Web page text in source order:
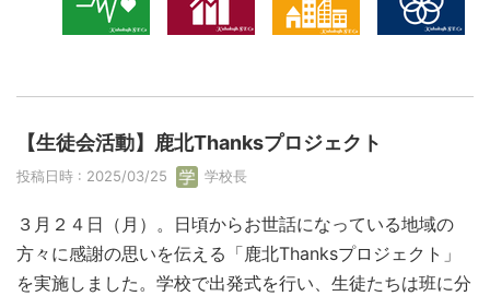
【生徒会活動】鹿北Thanksプロジェクト
投稿日時 : 2025/03/25 学校長
３月２４日（月）。日頃からお世話になっている地域の
方々に感謝の思いを伝える「鹿北Thanksプロジェクト」
を実施しました。学校で出発式を行い、生徒たちは班に分